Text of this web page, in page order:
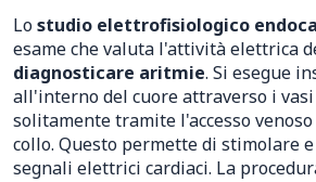
Lostudio elettrofisiologico
esame che valuta l'attività elettrica
diagnosticare aritmie. Si esegue
all'interno del cuore attraverso i
solitamente tramite l'accesso
collo. Questo permette di stimolare
segnali elettrici cardiaci. La